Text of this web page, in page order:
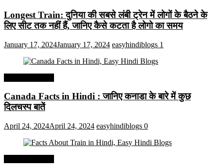
Longest Train: दुनिया की सबसे लंबी ट्रेन में लोगों के बैठने के
लिए सीट तक ​​नहीं हैं, जानिए कैसे कटता है लोगो का समय
January 17, 2024January 17, 2024 easyhindiblogs 1
Canada Facts in Hindi : जानिए कनाडा के बारे में कुछ
दिलचस्प बातें
April 24, 2024April 24, 2024 easyhindiblogs 0